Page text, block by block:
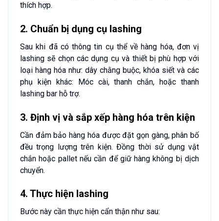
thích hợp.
2. Chuẩn bị dụng cụ lashing
Sau khi đã có thông tin cụ thể về hàng hóa, đơn vị
lashing sẽ chọn các dụng cụ và thiết bị phù hợp với
loại hàng hóa như: dây chằng buộc, khóa siết và các
phụ kiện khác: Móc cài, thanh chắn, hoặc thanh
lashing bar hỗ trợ.
3. Định vị và sắp xếp hàng hóa trên kiện
Cần đảm bảo hàng hóa được đặt gọn gàng, phân bố
đều trọng lượng trên kiện. Đồng thời sử dụng vật
chắn hoặc pallet nếu cần để giữ hàng không bị dịch
chuyển.
4. Thực hiện lashing
Bước này cần thực hiện cẩn thận như sau: